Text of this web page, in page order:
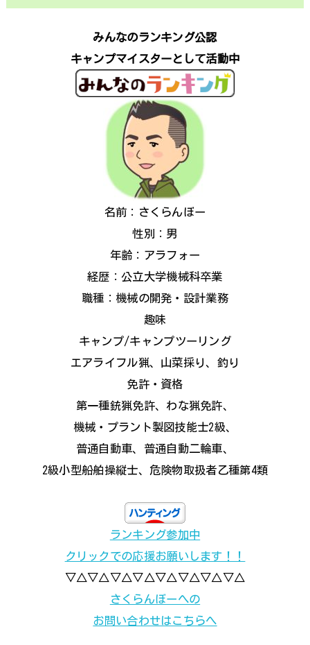
みんなのランキング公認
キャンプマイスターとして活動中
名前：さくらんぼー
性別：男
年齢：アラフォー
経歴：公立大学機械科卒業
職種：機械の開発・設計業務
趣味
キャンプ/キャンプツーリング
エアライフル猟、山菜採り、釣り
免許・資格
第一種銃猟免許、わな猟免許、
機械・プラント製図技能士2級、
普通自動車、普通自動二輪車、
2級小型船舶操縦士、危険物取扱者乙種第4類
ランキング参加中
クリックでの応援お願いします！！
▽△▽△▽△▽△▽△▽△▽△▽△
さくらんぼーへの
お問い合わせはこちらへ